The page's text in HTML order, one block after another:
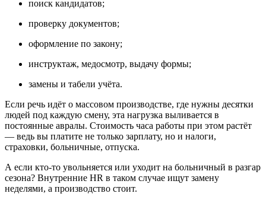
поиск кандидатов;
проверку документов;
оформление по закону;
инструктаж, медосмотр, выдачу формы;
замены и табели учёта.
Если речь идёт о массовом производстве, где нужны десятки
людей под каждую смену, эта нагрузка выливается в
постоянные авралы. Стоимость часа работы при этом растёт
— ведь вы платите не только зарплату, но и налоги,
страховки, больничные, отпуска.
А если кто-то увольняется или уходит на больничный в разгар
сезона? Внутренние HR в таком случае ищут замену
неделями, а производство стоит.